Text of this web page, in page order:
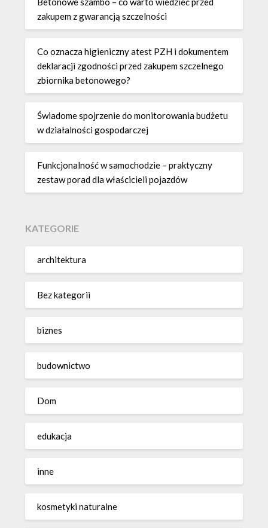
zakupem z gwarancją szczelności
Co oznacza higieniczny atest PZH i dokumentem
deklaracji zgodności przed zakupem szczelnego
zbiornika betonowego?
Świadome spojrzenie do monitorowania budżetu
w działalności gospodarczej
Funkcjonalność w samochodzie – praktyczny
zestaw porad dla właścicieli pojazdów
KATEGORIE
architektura
Bez kategorii
biznes
budownictwo
Dom
edukacja
inne
kosmetyki naturalne